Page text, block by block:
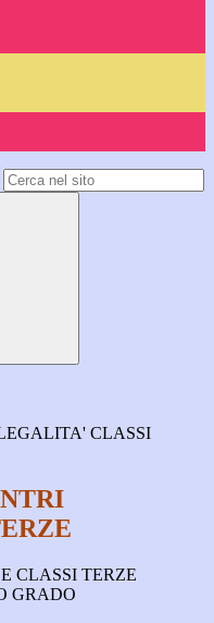
CLASSI
CLASSI TERZE
GRADO